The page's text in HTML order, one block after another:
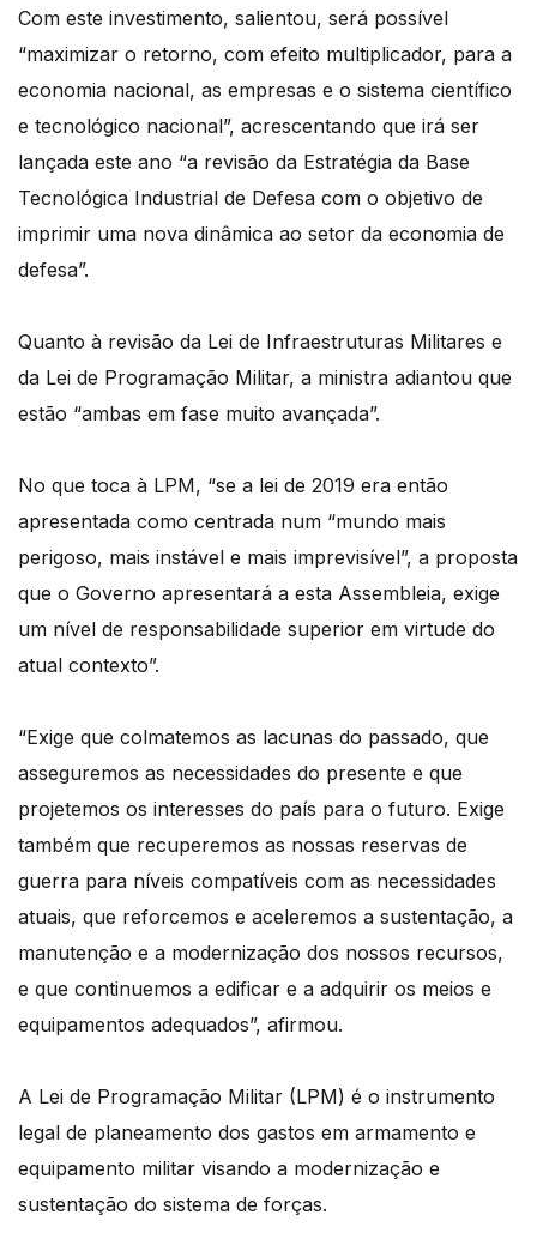
Com este investimento, salientou, será possível
“maximizar o retorno, com efeito multiplicador, para a
economia nacional, as empresas e o sistema científico
e tecnológico nacional”, acrescentando que irá ser
lançada este ano “a revisão da Estratégia da Base
Tecnológica Industrial de Defesa com o objetivo de
imprimir uma nova dinâmica ao setor da economia de
defesa”.
Quanto à revisão da Lei de Infraestruturas Militares e
da Lei de Programação Militar, a ministra adiantou que
estão “ambas em fase muito avançada”.
No que toca à LPM, “se a lei de 2019 era então
apresentada como centrada num “mundo mais
perigoso, mais instável e mais imprevisível”, a proposta
que o Governo apresentará a esta Assembleia, exige
um nível de responsabilidade superior em virtude do
atual contexto”.
“Exige que colmatemos as lacunas do passado, que
asseguremos as necessidades do presente e que
projetemos os interesses do país para o futuro. Exige
também que recuperemos as nossas reservas de
guerra para níveis compatíveis com as necessidades
atuais, que reforcemos e aceleremos a sustentação, a
manutenção e a modernização dos nossos recursos,
e que continuemos a edificar e a adquirir os meios e
equipamentos adequados”, afirmou.
A Lei de Programação Militar (LPM) é o instrumento
legal de planeamento dos gastos em armamento e
equipamento militar visando a modernização e
sustentação do sistema de forças.